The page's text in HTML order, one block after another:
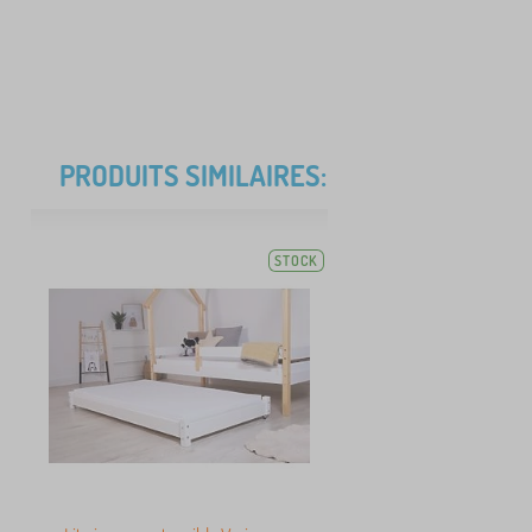
PRODUITS SIMILAIRES:
STOCK